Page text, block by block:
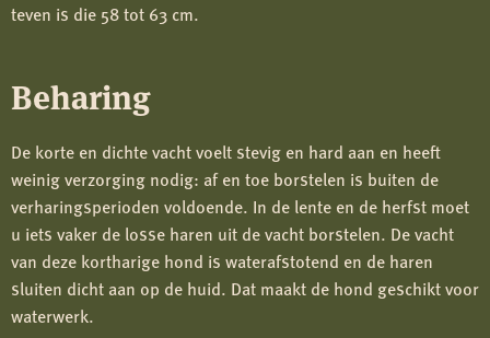
teven is die 58 tot 63 cm.
Beharing
De korte en dichte vacht voelt stevig en hard aan en heeft
weinig verzorging nodig: af en toe borstelen is buiten de
verharingsperioden voldoende. In de lente en de herfst moet
u iets vaker de losse haren uit de vacht borstelen. De vacht
van deze kortharige hond is waterafstotend en de haren
sluiten dicht aan op de huid. Dat maakt de hond geschikt voor
waterwerk.